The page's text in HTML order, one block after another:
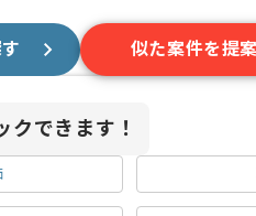
似た案件を提
クできます！